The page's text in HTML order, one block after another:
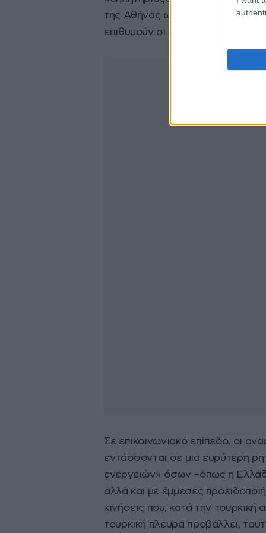
της Αθήνας ως αντίθετη στο
επιθυμούν οι δύο πλευρές.
Σε επικοινωνιακό επίπεδο, οι
εντάσσονται σε μια ευρύτερη
ενεργειών» όσων –όπως η
αλλά και με έμμεσες
κινήσεις που, κατά την
τουρκική πλευρά προβάλλει,